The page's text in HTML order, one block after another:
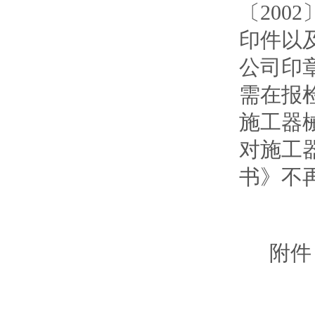
〔
印件以
公司印
需在报
施工器
对施工
书》不
附